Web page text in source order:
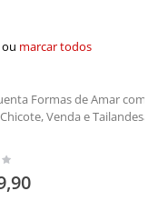
marcar todos
Formas de Amar com
Venda e Tailandesa -